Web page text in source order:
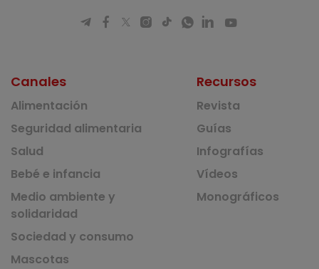
Canales
Alimentación
Seguridad alimentaria
Salud
Bebé e infancia
Medio ambiente y
solidaridad
Sociedad y consumo
Mascotas
Recursos
Revista
Guías
Infografías
Vídeos
Monográficos